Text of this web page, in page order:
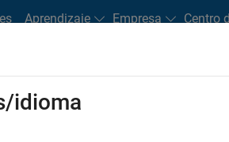
Aprendizaje Empresa Centro
para estudiantes
idioma